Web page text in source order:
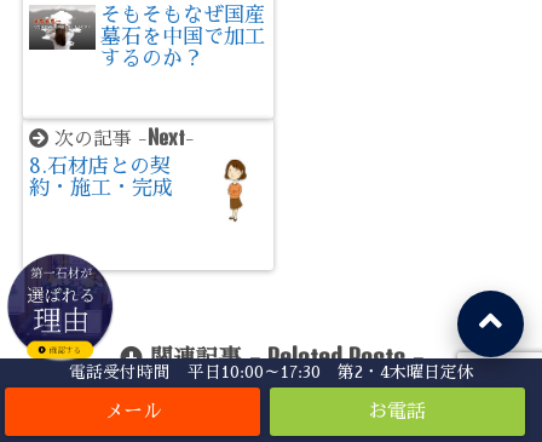
電話受付時間 平日10:00～17:30 第2・4木曜日定休
そもそもなぜ国産
墓石を中国で加工
するのか？
次の記事 - Next-
8.石材店との契
約・施工・完成
関連記事 -Related Posts-